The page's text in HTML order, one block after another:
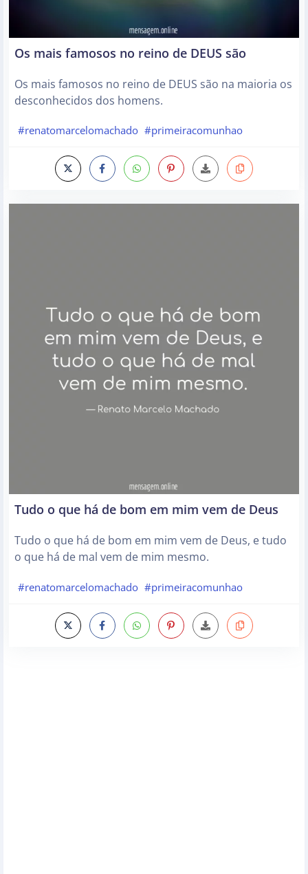
Os mais famosos no reino de DEUS são
Os mais famosos no reino de DEUS são na maioria os
desconhecidos dos homens.
#renatomarcelomachado #primeiracomunhao
Tudo o que há de bom em mim vem de Deus
Tudo o que há de bom em mim vem de Deus, e tudo
o que há de mal vem de mim mesmo.
#renatomarcelomachado #primeiracomunhao